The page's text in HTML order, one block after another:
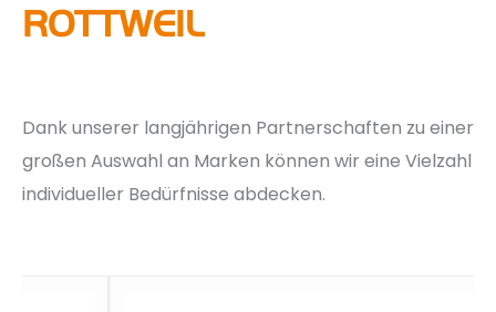
ROTTWEIL
Dank unserer langjährigen Partnerschaften zu einer
großen Auswahl an Marken können wir eine Vielzahl
individueller Bedürfnisse abdecken.